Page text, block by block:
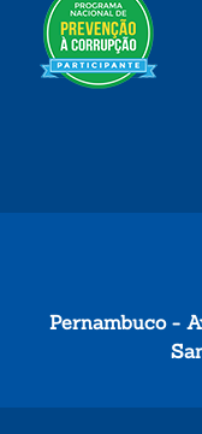
Pernambuco -